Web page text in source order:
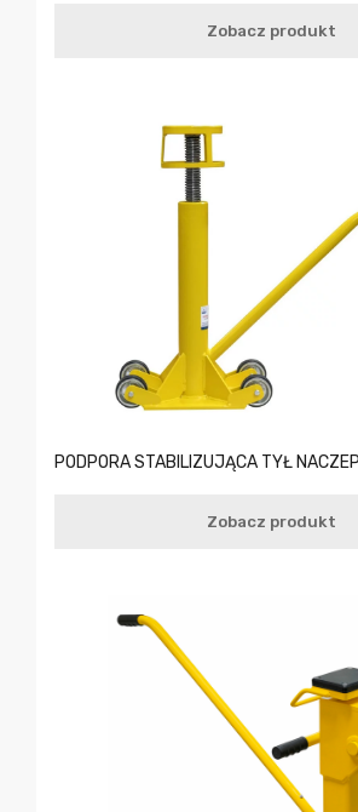
Zobacz produkt
PODPORA STABILIZUJĄCA TYŁ
Zobacz produkt